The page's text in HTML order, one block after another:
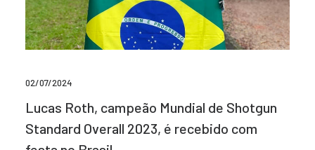
02/07/2024
Lucas Roth, campeão Mundial de Shotgun
Standard Overall 2023, é recebido com